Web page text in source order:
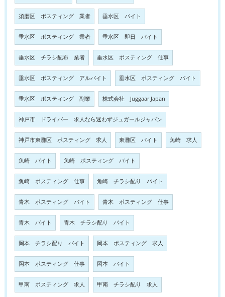
須磨区 ポスティング 業者 垂水区 バイト
垂水区 ポスティング 業者 垂水区 即日 バイト
垂水区 チラシ配布 業者 垂水区 ポスティング 仕事
垂水区 ポスティング アルバイト 垂水区 ポスティング バイト
垂水区 ポスティング 副業 株式会社 Juggaar Japan
神戸市 ドライバー 求人なら迷わずジュガールジャパン
神戸市東灘区 ポスティング 求人 東灘区 バイト 魚崎 求人
魚崎 バイト 魚崎 ポスティング バイト
魚崎 ポスティング 仕事 魚崎 チラシ配り バイト
青木 ポスティング バイト 青木 ポスティング 仕事
青木 バイト 青木 チラシ配り バイト
岡本 チラシ配り バイト 岡本 ポスティング 求人
岡本 ポスティング 仕事 岡本 バイト
甲南 ポスティング 求人 甲南 チラシ配り 求人